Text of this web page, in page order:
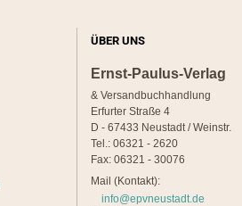
ÜBER UNS
Ernst-Paulus-Verlag
& Versandbuchhandlung
Erfurter Straße 4
D - 67433 Neustadt / Weinstr.
Tel.: 06321 - 2620
Fax: 06321 - 30076
Mail (Kontakt):
info@epvneustadt.de